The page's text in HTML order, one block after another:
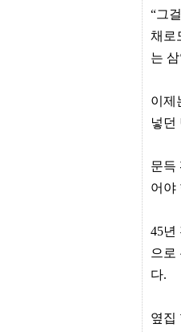
신
토
렌
트
트
위
몰
웹
토
시
간
료
24
“그
채로
는
이제
넣던
문득
어야
45년
으로
다.
옆집